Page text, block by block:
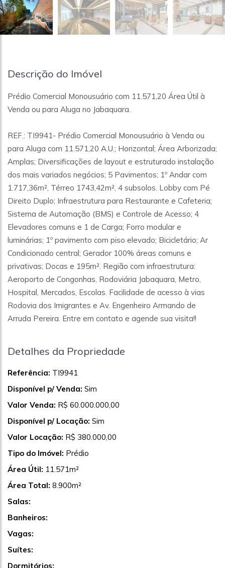
Descrição do Imóvel
Prédio Comercial Monousuário com 11.571,20 Área Útil à
Venda ou para Aluga no Jabaquara.
REF.: TI9941- Prédio Comercial Monousuário à Venda ou
para Aluga com 11.571,20 A.U.; Horizontal; Área Arborizada;
Amplas; Diversificações de layout e estruturado instalação
dos mais variados negócios; 5 Pavimentos; 1º Andar com
1.717,36m², Térreo 1743,42m², 4 subsolos. Lobby com Pé
Direito Duplo; Infraestrutura para Restaurante e Cafeteria;
Sistema de Automação (BMS) e Controle de Acesso; 4
Elevadores comuns e 1 de Carga; Forro modular e
luminárias; 1º pavimento com piso elevado; Bicicletário; Ar
Condicionado central; Gerador 100% áreas comuns e
privativas; Docas e 195m². Região com infraestrutura:
Aeroporto de Congonhas, Rodoviária Jabaquara, Metro,
Hospital, Mercados, Escolas. Facilidade de acesso à vias
Rodovia dos Imigrantes e Av. Engenheiro Armando de
Arruda Pereira. Entre em contato e agende sua visita!!
Detalhes da Propriedade
Referência: TI9941
Disponível p/ Venda: Sim
Valor Venda: R$ 60.000.000,00
Disponível p/ Locação: Sim
Valor Locação: R$ 380.000,00
Tipo do Imóvel: Prédio
Área Útil: 11.571m²
Área Total: 8.900m²
Salas:
Banheiros:
Vagas:
Suítes:
Dormitórios: